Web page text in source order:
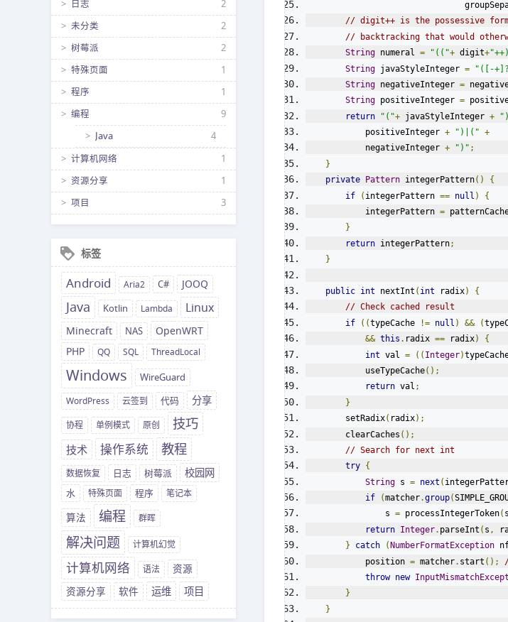
日志
2
未分类
2
树莓派
2
特殊页面
1
程序
1
编程
9
Java
4
计算机网络
1
资源分享
1
项目
3
标签
Android Aria2 C# JOOQ
Java Kotlin Lambda Linux
Minecraft NAS OpenWRT
PHP QQ SQL ThreadLocal
Windows
WireGuard
WordPress
云签到 代码 分享
协程 单例模式 原创 技巧
技术 操作系统 教程
数据恢复 日志 树莓派 校园网
水 特殊页面 程序 笔记本
算法 编程 群晖
解决问题 计算机幻觉
计算机网络 语法
资源
资源分享
软件 运维 项目
// digit++ is the possessive
// backtracking that would
String numeral = "(("+ digit+
String javaStyleInteger = "([-
String negativeInteger =
String positiveInteger =
return
"("+ javaStyleInteger +
            positiveInteger
+ ")|(" +
            negativeInteger
+ ")" ;
}
private
Pattern integerPattern()
{
if
( integerPattern == null )
{
            integerPattern
=
}
return integerPattern;
}
public int nextInt ( int radix)
{
// Check cached result
if
((typeCache != null ) && (
&& this . radix == radix)
{
int val = (( Integer)
            useTypeCache
();
return val ;
}
        setRadix
( radix);
        clearCaches
();
// Search for next int
try {
String s = next (
if
(matcher.group(
                s
= processIntegerToken( s
return Integer. parseInt ( s ,
}
catch ( NumberFormatException
            position
= matcher. start ();
throw new
}
}